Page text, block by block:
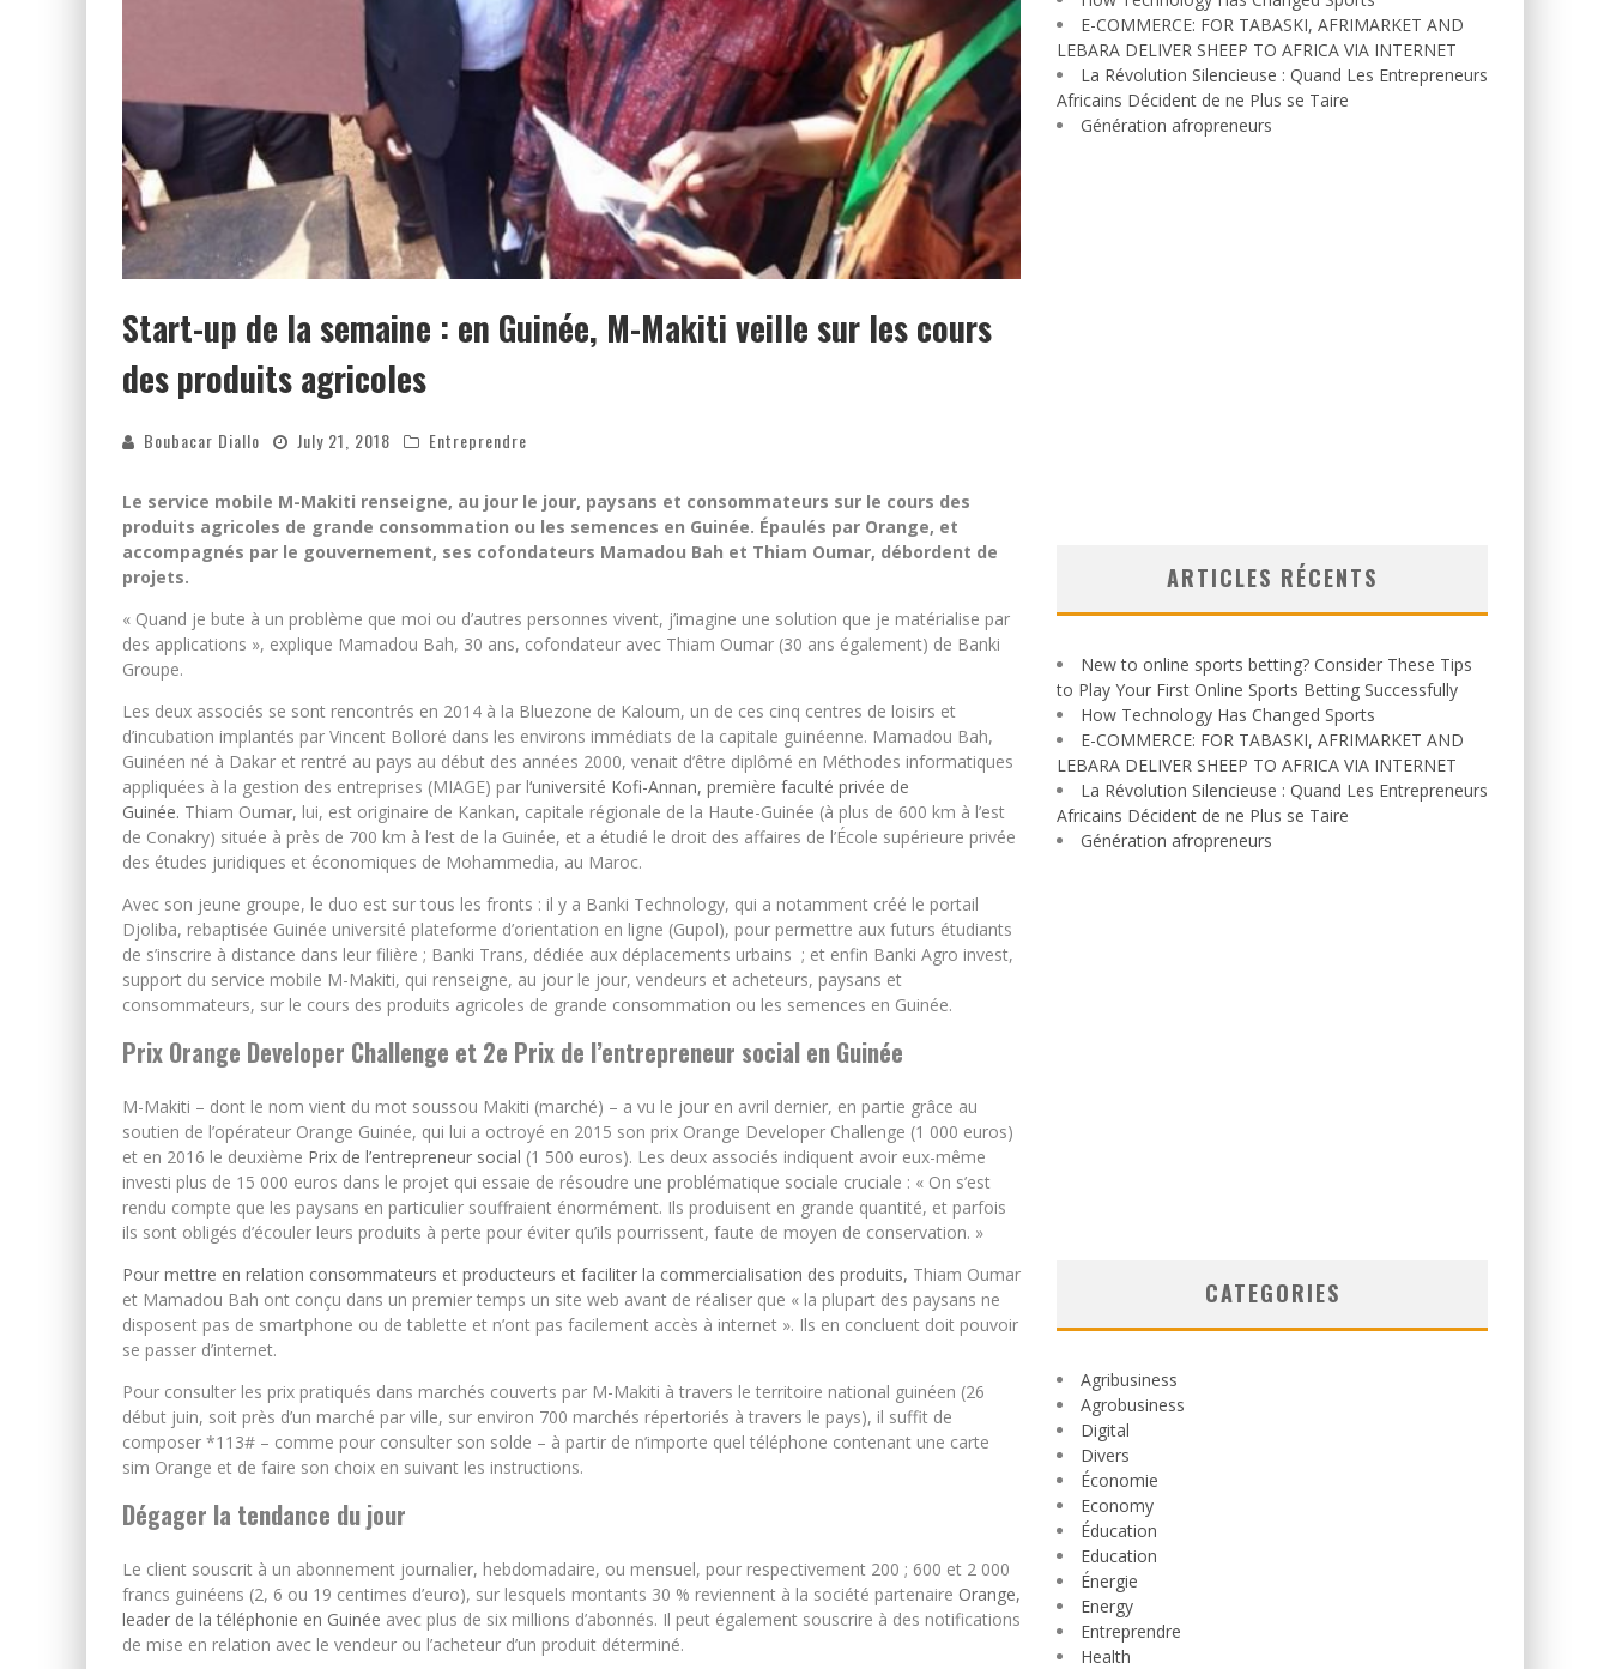
Start-up de la semaine : en Guinée, M-Makiti veille sur les cours
des produits agricoles
Boubacar Diallo July 21, 2018 Entreprendre
Le service mobile M-Makiti renseigne, au jour le jour, paysans et consommateurs sur le cours des
produits agricoles de grande consommation ou les semences en Guinée. Épaulés par Orange, et
accompagnés par le gouvernement, ses cofondateurs Mamadou Bah et Thiam Oumar, débordent de
projets.
« Quand je bute à un problème que moi ou d’autres personnes vivent, j’imagine une solution que je matérialise par
des applications », explique Mamadou Bah, 30 ans, cofondateur avec Thiam Oumar (30 ans également) de Banki
Groupe.
Les deux associés se sont rencontrés en 2014 à la Bluezone de Kaloum, un de ces cinq centres de loisirs et
d’incubation implantés par Vincent Bolloré dans les environs immédiats de la capitale guinéenne. Mamadou Bah,
Guinéen né à Dakar et rentré au pays au début des années 2000, venait d’être diplômé en Méthodes informatiques
appliquées à la gestion des entreprises (MIAGE) par l‘université Kofi-Annan, première faculté privée de
Guinée. Thiam Oumar, lui, est originaire de Kankan, capitale régionale de la Haute-Guinée (à plus de 600 km à l’est
de Conakry) située à près de 700 km à l’est de la Guinée, et a étudié le droit des affaires de l’École supérieure privée
des études juridiques et économiques de Mohammedia, au Maroc.
Avec son jeune groupe, le duo est sur tous les fronts : il y a Banki Technology, qui a notamment créé le portail
Djoliba, rebaptisée Guinée université plateforme d’orientation en ligne (Gupol), pour permettre aux futurs étudiants
de s’inscrire à distance dans leur filière ; Banki Trans, dédiée aux déplacements urbains ; et enfin Banki Agro invest,
support du service mobile M-Makiti, qui renseigne, au jour le jour, vendeurs et acheteurs, paysans et
consommateurs, sur le cours des produits agricoles de grande consommation ou les semences en Guinée.
Prix Orange Developer Challenge et 2e Prix de l’entrepreneur social en Guinée
M-Makiti – dont le nom vient du mot soussou Makiti (marché) – a vu le jour en avril dernier, en partie grâce au
soutien de l’opérateur Orange Guinée, qui lui a octroyé en 2015 son prix Orange Developer Challenge (1 000 euros)
et en 2016 le deuxième Prix de l’entrepreneur social (1 500 euros). Les deux associés indiquent avoir eux-même
investi plus de 15 000 euros dans le projet qui essaie de résoudre une problématique sociale cruciale : « On s’est
rendu compte que les paysans en particulier souffraient énormément. Ils produisent en grande quantité, et parfois
ils sont obligés d’écouler leurs produits à perte pour éviter qu’ils pourrissent, faute de moyen de conservation. »
Pour mettre en relation consommateurs et producteurs et faciliter la commercialisation des produits, Thiam Oumar
et Mamadou Bah ont conçu dans un premier temps un site web avant de réaliser que « la plupart des paysans ne
disposent pas de smartphone ou de tablette et n’ont pas facilement accès à internet ». Ils en concluent doit pouvoir
se passer d’internet.
Pour consulter les prix pratiqués dans marchés couverts par M-Makiti à travers le territoire national guinéen (26
début juin, soit près d’un marché par ville, sur environ 700 marchés répertoriés à travers le pays), il suffit de
composer *113# – comme pour consulter son solde – à partir de n’importe quel téléphone contenant une carte
sim Orange et de faire son choix en suivant les instructions.
Dégager la tendance du jour
Le client souscrit à un abonnement journalier, hebdomadaire, ou mensuel, pour respectivement 200 ; 600 et 2 000
francs guinéens (2, 6 ou 19 centimes d’euro), sur lesquels montants 30 % reviennent à la société partenaire Orange,
leader de la téléphonie en Guinée avec plus de six millions d’abonnés. Il peut également souscrire à des notifications
de mise en relation avec le vendeur ou l’acheteur d’un produit déterminé.
E-COMMERCE: FOR TABASKI, AFRIMARKET AND
LEBARA DELIVER SHEEP TO AFRICA VIA INTERNET
La Révolution Silencieuse : Quand Les Entrepreneurs
Africains Décident de ne Plus se Taire
Génération afropreneurs
ARTICLES RÉCENTS
New to online sports betting? Consider These Tips
to Play Your First Online Sports Betting Successfully
How Technology Has Changed Sports
E-COMMERCE: FOR TABASKI, AFRIMARKET AND
LEBARA DELIVER SHEEP TO AFRICA VIA INTERNET
La Révolution Silencieuse : Quand Les Entrepreneurs
Africains Décident de ne Plus se Taire
Génération afropreneurs
CATEGORIES
Agribusiness
Agrobusiness
Digital
Divers
Économie
Economy
Éducation
Education
Énergie
Energy
Entreprendre
Health